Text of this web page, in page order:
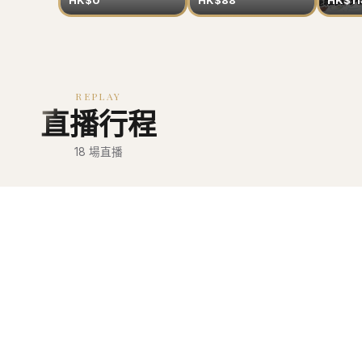
REPLAY
直播行程
18 場直播